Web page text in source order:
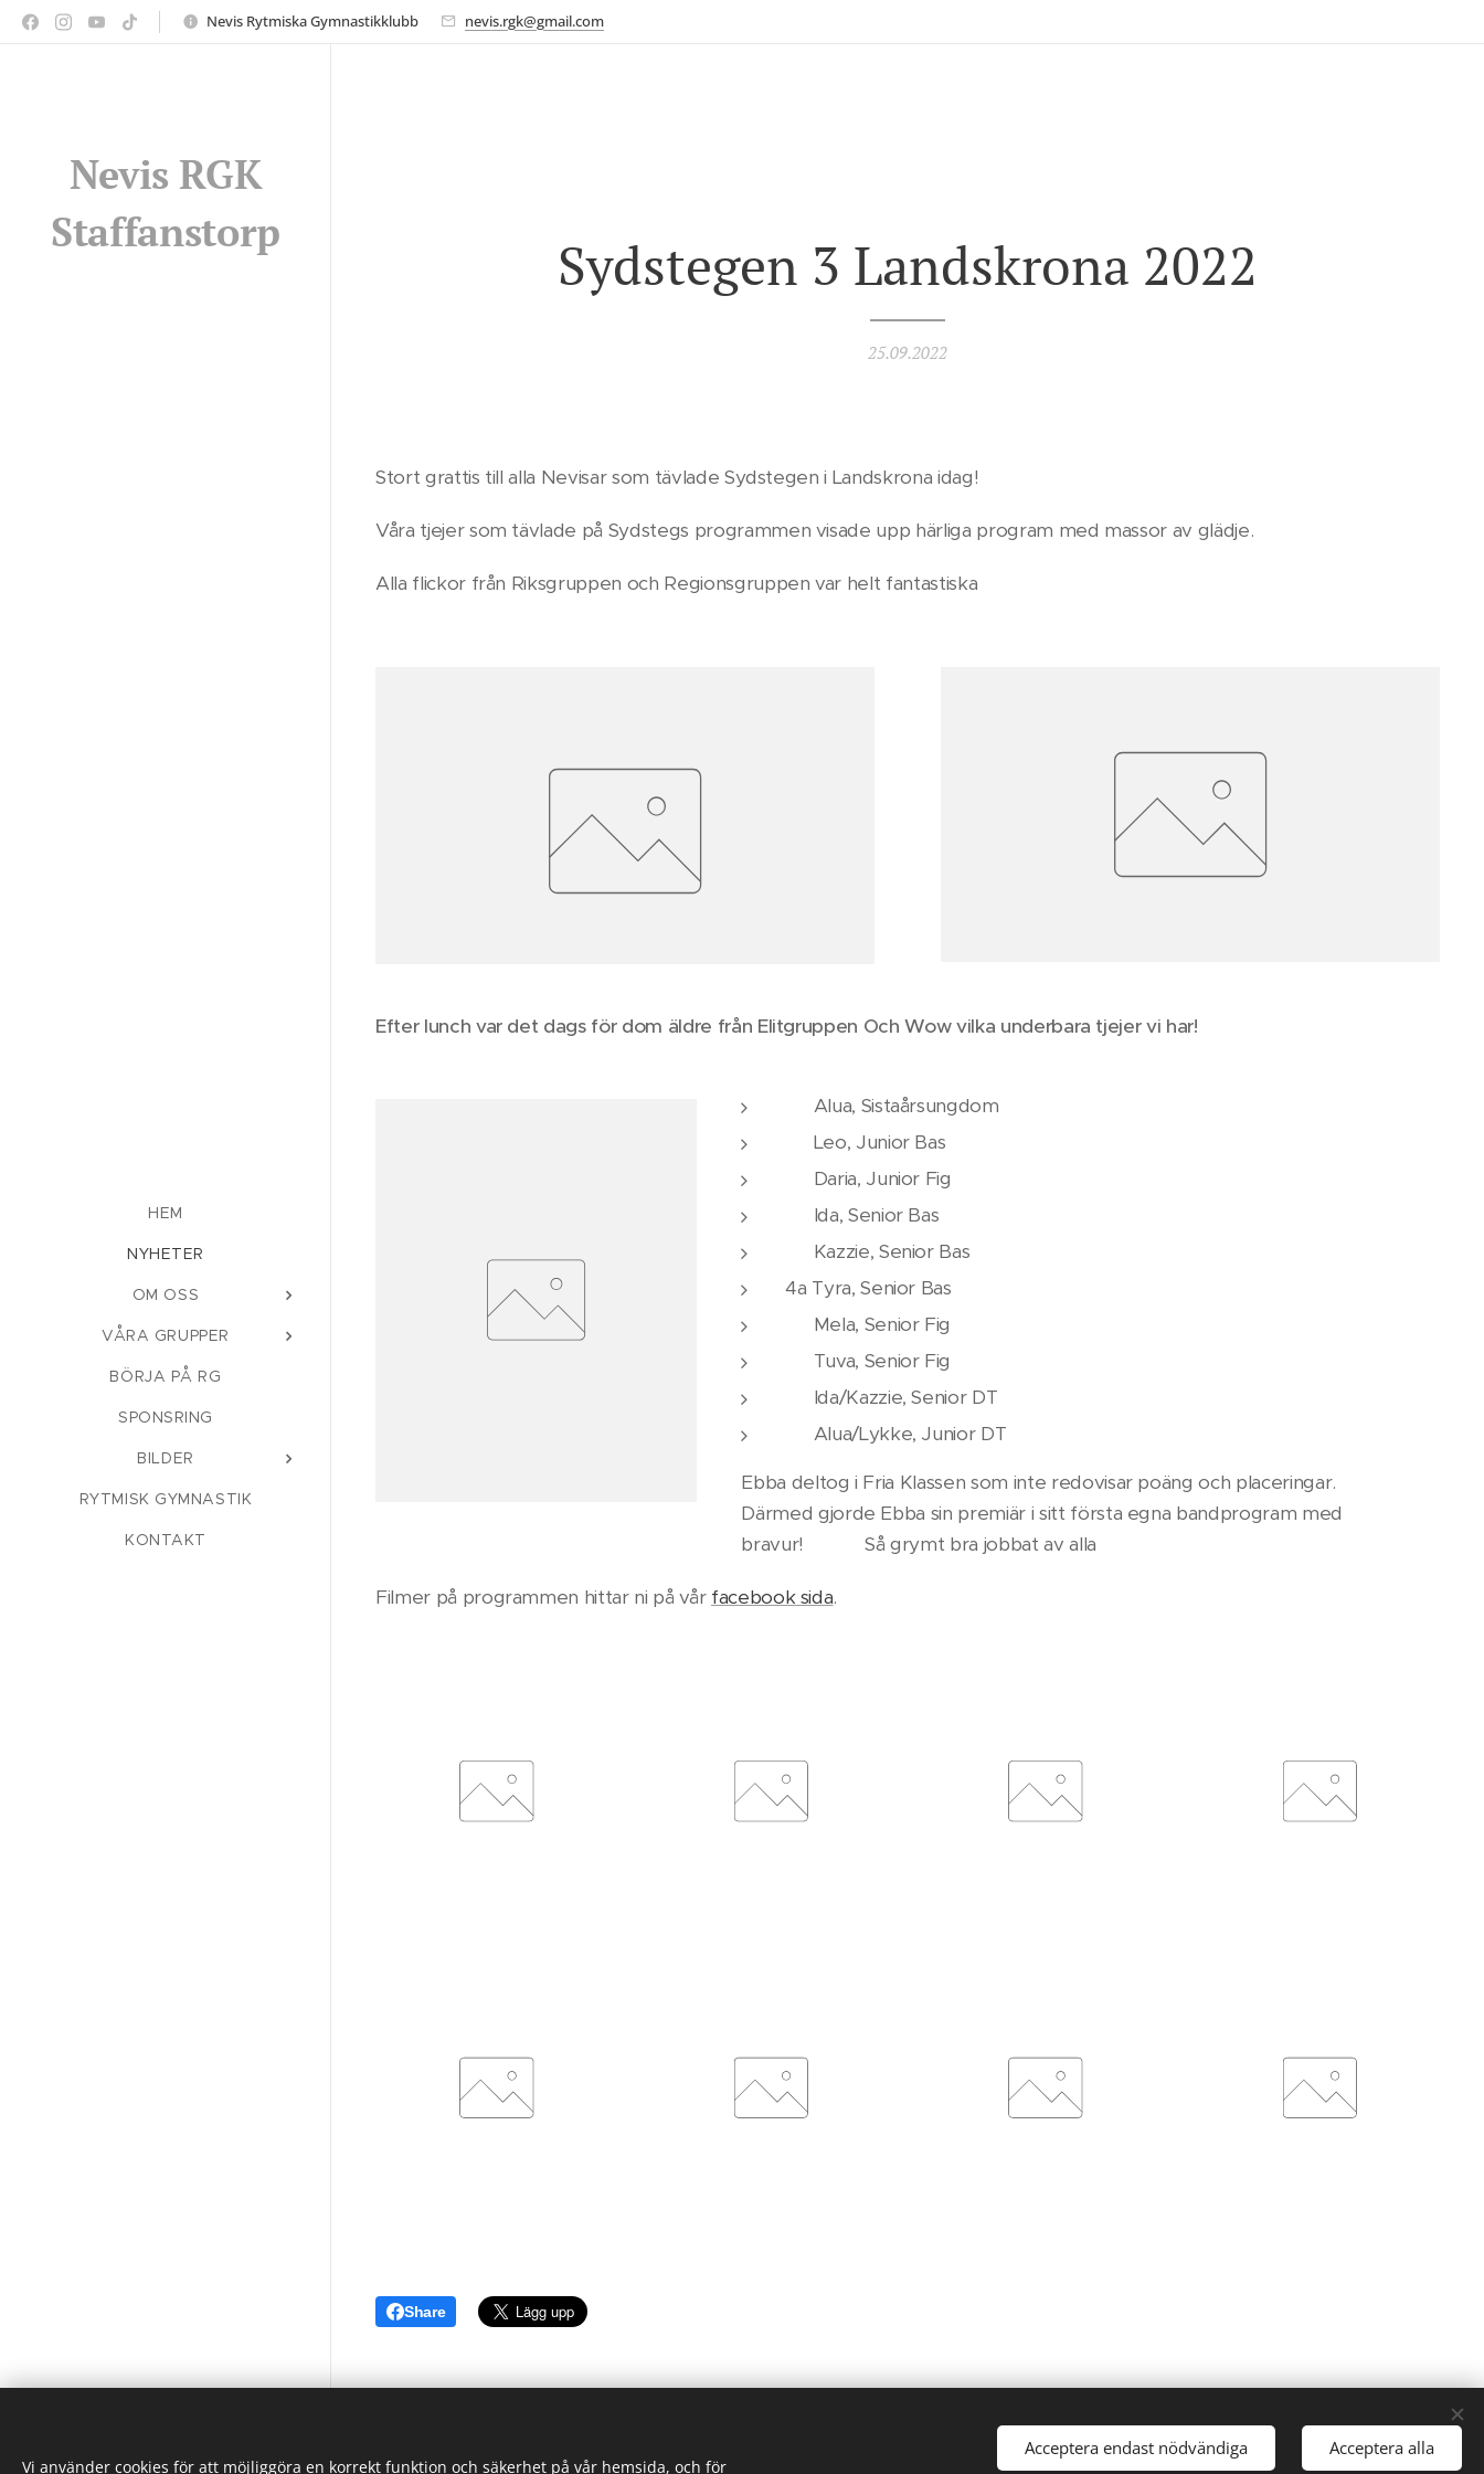
Nevis Rytmiska Gymnastikklubb nevis.rgk@gmail.com
Nevis RGK
Staffanstorp
HEM
NYHETER
OM OSS
VÅRA GRUPPER
BÖRJA PÅ RG
SPONSRING
BILDER
RYTMISK GYMNASTIK
KONTAKT
Sydstegen 3 Landskrona 2022
25.09.2022
Stort grattis till alla Nevisar som tävlade Sydstegen i Landskrona idag!
Våra tjejer som tävlade på Sydstegs programmen visade upp härliga program med massor av glädje.
Alla flickor från Riksgruppen och Regionsgruppen var helt fantastiska ❤️🥰
Efter lunch var det dags för dom äldre från Elitgruppen Och Wow vilka underbara tjejer vi har!
🥇 Alua, Sistaårsungdom
🥇 Leo, Junior Bas
🥇 Daria, Junior Fig
🥇 Ida, Senior Bas
🥈 Kazzie, Senior Bas
4a Tyra, Senior Bas
🥇 Mela, Senior Fig
🥈 Tuva, Senior Fig
🥇 Ida/Kazzie, Senior DT
🥇 Alua/Lykke, Junior DT
Ebba deltog i Fria Klassen som inte redovisar poäng och placeringar.
Därmed gjorde Ebba sin premiär i sitt första egna bandprogram med
bravur! ❤️🥰 Så grymt bra jobbat av alla
Filmer på programmen hittar ni på vår facebook sida.
Share
Vi använder cookies för att möjliggöra en korrekt funktion och säkerhet på vår hemsida, och för
Acceptera endast nödvändiga Acceptera alla